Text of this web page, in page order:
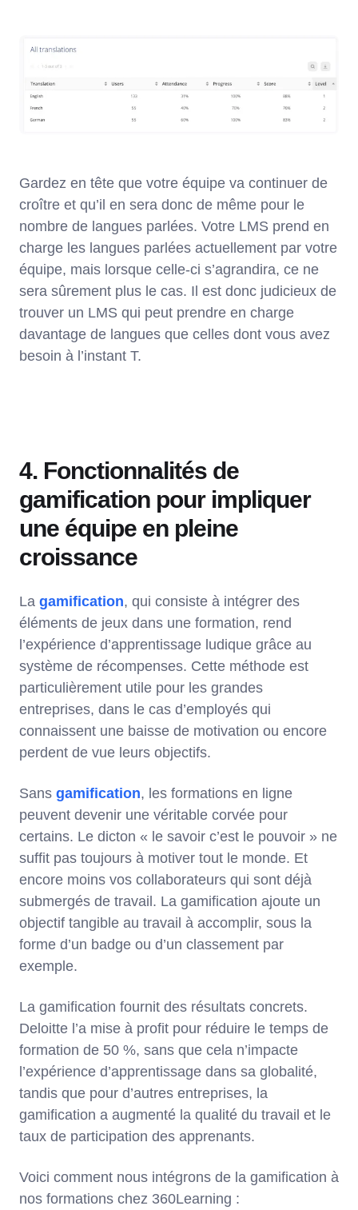
Gardez en tête que votre équipe va continuer de
croître et qu’il en sera donc de même pour le
nombre de langues parlées. Votre LMS prend en
charge les langues parlées actuellement par votre
équipe, mais lorsque celle-ci s’agrandira, ce ne
sera sûrement plus le cas. Il est donc judicieux de
trouver un LMS qui peut prendre en charge
davantage de langues que celles dont vous avez
besoin à l’instant T.
4. Fonctionnalités de
gamification pour impliquer
une équipe en pleine
croissance
La gamification, qui consiste à intégrer des
éléments de jeux dans une formation, rend
l’expérience d’apprentissage ludique grâce au
système de récompenses. Cette méthode est
particulièrement utile pour les grandes
entreprises, dans le cas d’employés qui
connaissent une baisse de motivation ou encore
perdent de vue leurs objectifs.
Sans gamification, les formations en ligne
peuvent devenir une véritable corvée pour
certains. Le dicton « le savoir c’est le pouvoir » ne
suffit pas toujours à motiver tout le monde. Et
encore moins vos collaborateurs qui sont déjà
submergés de travail. La gamification ajoute un
objectif tangible au travail à accomplir, sous la
forme d’un badge ou d’un classement par
exemple.
La gamification fournit des résultats concrets.
Deloitte l’a mise à profit pour réduire le temps de
formation de 50 %, sans que cela n’impacte
l’expérience d’apprentissage dans sa globalité,
tandis que pour d’autres entreprises, la
gamification a augmenté la qualité du travail et le
taux de participation des apprenants.
Voici comment nous intégrons de la gamification à
nos formations chez 360Learning :